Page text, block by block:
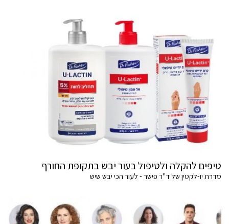
טיפים להקלה ולטיפול בעור יבש בתקופת החורף
סדרת יו-לקטין של ד"ר פישר - לעור הכי יבש שיש